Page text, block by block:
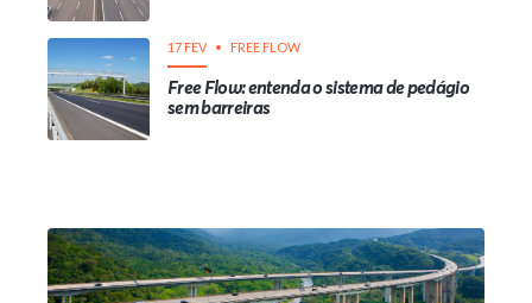
17 FEV FREE FLOW
Free Flow: entenda o sistema de pedágio
sem barreiras